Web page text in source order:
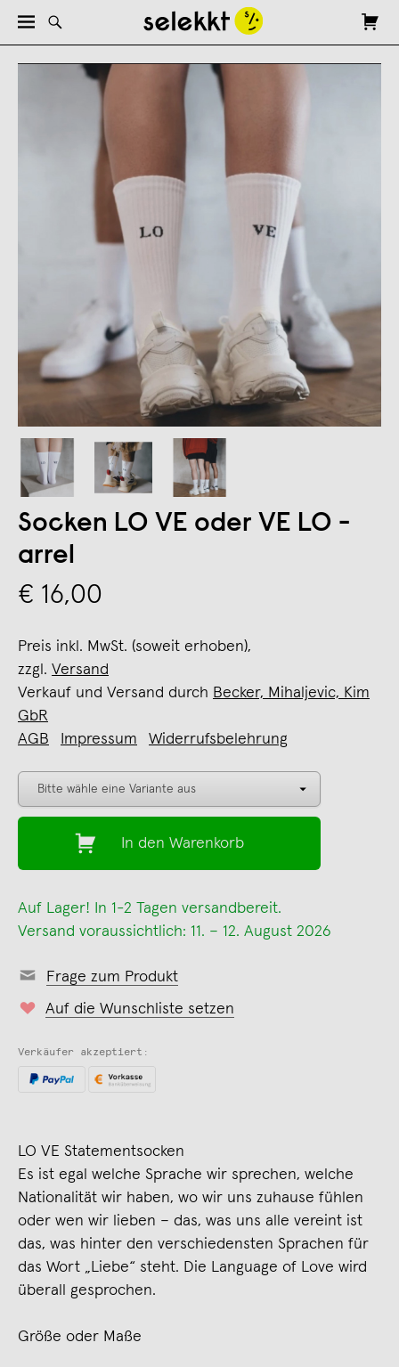
Socken LO VE oder VE LO -
arrel
€ 16,00
Preis inkl. MwSt. (soweit erhoben),
zzgl. Versand
Verkauf und Versand durch Becker, Mihaljevic, Kim
GbR
AGB
Impressum Widerrufsbelehrung
In den Warenkorb
Auf Lager! In 1-2 Tagen versandbereit.
Versand voraussichtlich: 11. – 12. August 2026
Frage zum Produkt
Auf die Wunschliste setzen
Verkäufer akzeptiert:
LO VE Statementsocken
Es ist egal welche Sprache wir sprechen, welche
Nationalität wir haben, wo wir uns zuhause fühlen
oder wen wir lieben – das, was uns alle vereint ist
das, was hinter den verschiedensten Sprachen für
das Wort „Liebe“ steht. Die Language of Love wird
überall gesprochen.
Größe oder Maße